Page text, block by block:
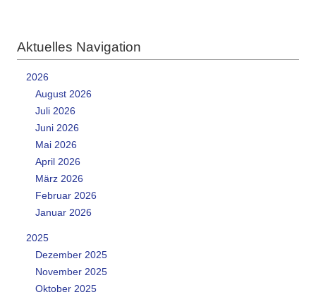
Aktuelles Navigation
2026
August 2026
Juli 2026
Juni 2026
Mai 2026
April 2026
März 2026
Februar 2026
Januar 2026
2025
Dezember 2025
November 2025
Oktober 2025